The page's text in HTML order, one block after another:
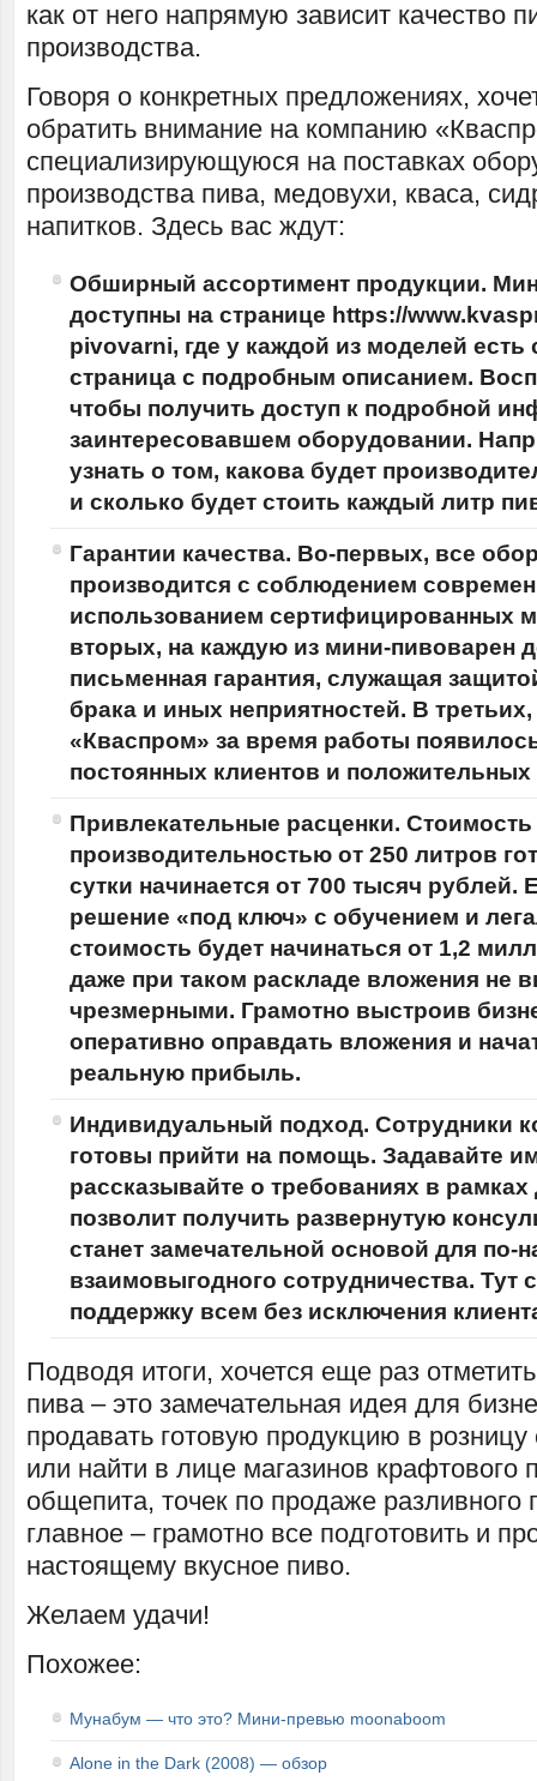
как от него напрямую зависит качество
производства.
Говоря о конкретных предложениях,
обратить внимание на компанию
специализирующуюся на поставках
производства пива, медовухи, кваса,
напитков. Здесь вас ждут:
Обширный ассортимент продукции.
доступны на странице https://
pivovarni, где у каждой из моделей есть
страница с подробным описанием.
чтобы получить доступ к подробной
заинтересовавшем оборудовании.
узнать о том, какова будет
и сколько будет стоить каждый литр
Гарантии качества. Во-первых, все
производится с соблюдением
использованием сертифицированных
вторых, на каждую из мини-пивоварен
письменная гарантия, служащая
брака и иных неприятностей. В
«Кваспром» за время работы
постоянных клиентов и
Привлекательные расценки.
производительностью от 250 литров
сутки начинается от 700 тысяч рублей.
решение «под ключ» с обучением и
стоимость будет начинаться от 1,2
даже при таком раскладе вложения не
чрезмерными. Грамотно выстроив
оперативно оправдать вложения и
реальную прибыль.
Индивидуальный подход. Сотрудники
готовы прийти на помощь. Задавайте
рассказывайте о требованиях в
позволит получить развернутую
станет замечательной основой для по-
взаимовыгодного сотрудничества. Тут
поддержку всем без исключения
Подводя итоги, хочется еще раз
пива – это замечательная идея для
продавать готовую продукцию в розницу
или найти в лице магазинов крафтового
общепита, точек по продаже
главное – грамотно все подготовить и
настоящему вкусное пиво.
Желаем удачи!
Похожее:
Мунабум — что это? Мини-превью moonaboom
Alone in the Dark (2008) — обзор